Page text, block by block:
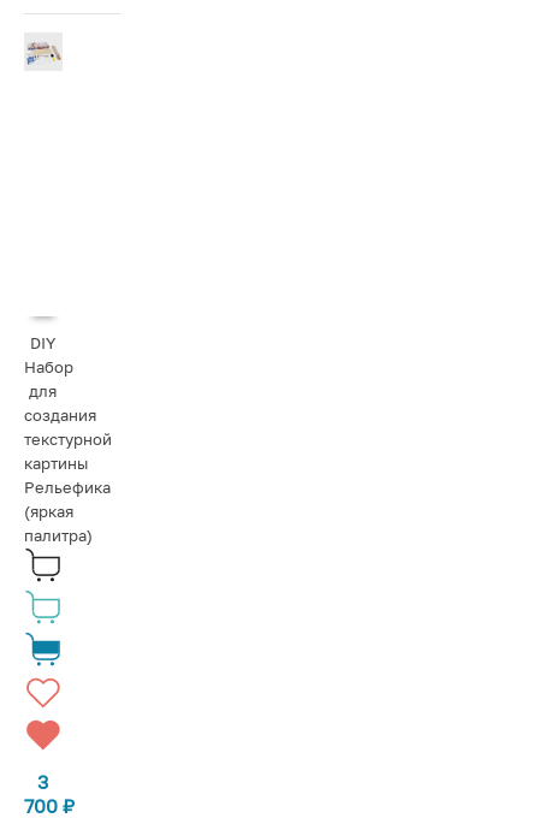
DIY
Набор
для
создания
текстурной
картины
Рельефика
(яркая
палитра)
3
700 ₽